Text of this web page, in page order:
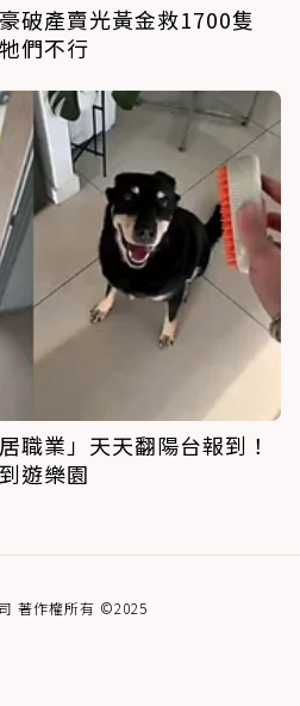
破產賣光黃金救1700隻
們不行
職業」天天翻陽台報到！
遊樂園
著作權所有 ©2025